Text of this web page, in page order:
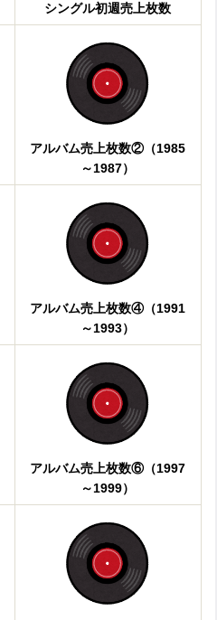
シングル初週売上枚数
アルバム売上枚数②（1985
～1987）
アルバム売上枚数④（1991
～1993）
アルバム売上枚数⑥（1997
～1999）